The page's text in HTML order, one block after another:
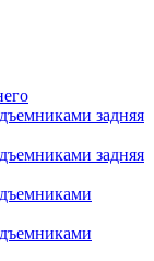
задняя
задняя